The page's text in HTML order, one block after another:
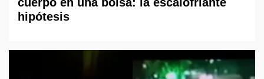
cuerpo en una bolsa: la escalofriante
hipótesis